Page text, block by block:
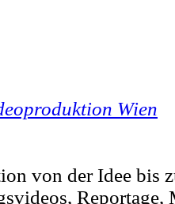
Wien
von der Idee bis
Reportage,